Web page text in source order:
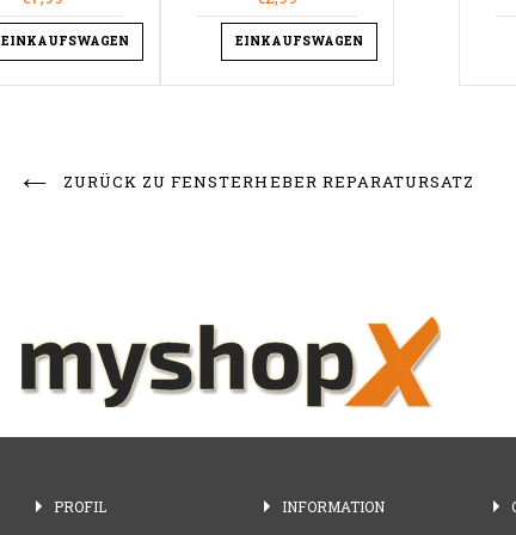
EINKAUFSWAGEN EINKAUFSWAGEN
DETAILS DETAILS
ZURÜCK ZU FENSTERHEBER REPARATURSATZ
PROFIL INFORMATION